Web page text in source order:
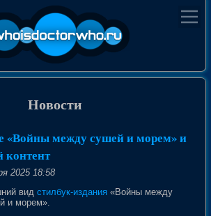
Новости
«Войны между сушей и морем» и
контент
2025 18:58
вид стилбук-издания «Войны между
и морем».